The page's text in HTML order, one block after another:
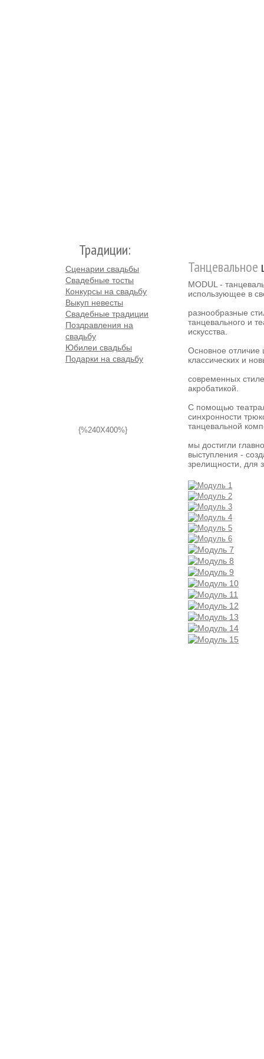
Традиции:
Сценарии свадьбы
Свадебные тосты
Конкурсы на свадьбу
Выкуп невесты
Свадебные традиции
Поздравления на
свадьбу
Юбилеи свадьбы
Подарки на свадьбу
{%240X400%}
Танцевальное
MODUL -
использующее в
разнообразные
танцевального и
искусства.
Основное отличие
классических и
современных
акробатикой.
С помощью
синхронности
танцевальной
мы достигли
выступления -
зрелищности, для